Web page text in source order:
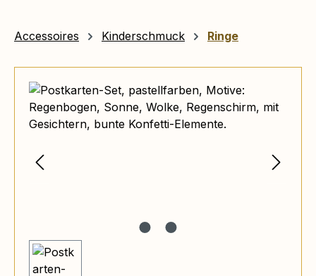
Accessoires Kinderschmuck Ringe
Bildergalerie überspringen